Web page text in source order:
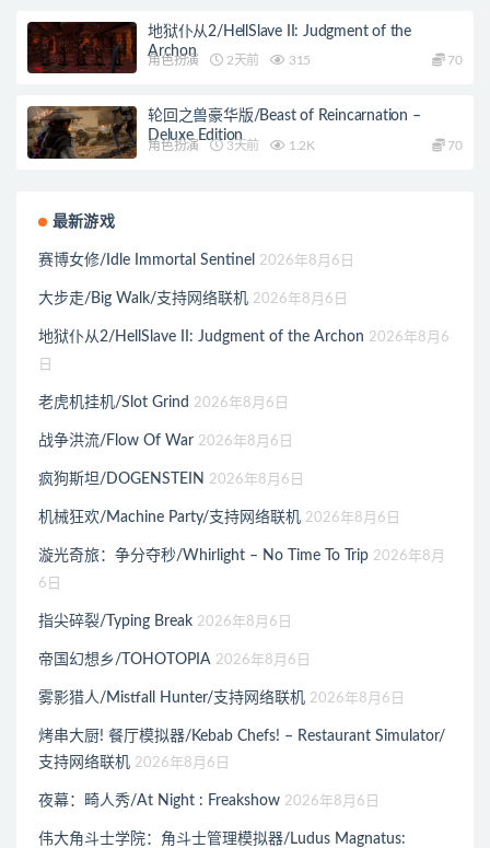
地狱仆从2/HellSlave II: Judgment of the
Archon
角色扮演 2天前 315 70
轮回之兽豪华版/Beast of Reincarnation –
Deluxe Edition
角色扮演 3天前 1.2K 70
最新游戏
赛博女修/Idle Immortal Sentinel 2026年8月6日
大步走/Big Walk/支持网络联机 2026年8月6日
地狱仆从2/HellSlave II: Judgment of the Archon 2026年8月6
日
老虎机挂机/Slot Grind 2026年8月6日
战争洪流/Flow Of War 2026年8月6日
疯狗斯坦/DOGENSTEIN 2026年8月6日
机械狂欢/Machine Party/支持网络联机 2026年8月6日
漩光奇旅：争分夺秒/Whirlight – No Time To Trip 2026年8月
6日
指尖碎裂/Typing Break 2026年8月6日
帝国幻想乡/TOHOTOPIA 2026年8月6日
雾影猎人/Mistfall Hunter/支持网络联机 2026年8月6日
烤串大厨! 餐厅模拟器/Kebab Chefs! – Restaurant Simulator/
支持网络联机 2026年8月6日
夜幕：畸人秀/At Night : Freakshow 2026年8月6日
伟大角斗士学院：角斗士管理模拟器/Ludus Magnatus: